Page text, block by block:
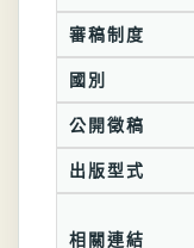
審稿制度
國別
公開徵稿
出版型式
相關連結